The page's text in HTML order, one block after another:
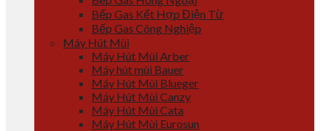
Bếp Gas Kết Hợp Điện Từ
Bếp Gas Công Nghiệp
Máy Hút Mùi
Máy Hút Mùi Arber
Máy hút mùi Bauer
Máy Hút Mùi Blueger
Máy Hút Mùi Canzy
Máy Hút Mùi Cata
Máy Hút Mùi Eurosun